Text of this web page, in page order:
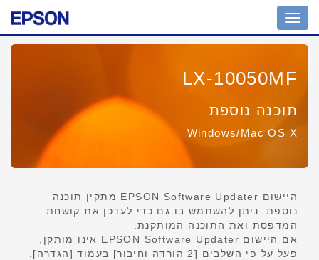
מחוון
ניווט
LX-10050MF
תוכנה נוספת
Windows/Mac OS X
היישום EPSON Software Updater מתקין תוכנה
נוספת. ניתן להשתמש בו גם כדי לעדכן את קושחת
המדפסת ואת התוכנה המותקנת.
אם היישום EPSON Software Updater אינו מותקן,
פעל על פי השלבים [2 הורדה וחיבור] בעמוד [הגדרה].